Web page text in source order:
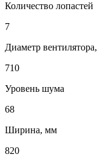
Количество лопастей
7
Диаметр
710
Уровень шума
68
Ширина, мм
820